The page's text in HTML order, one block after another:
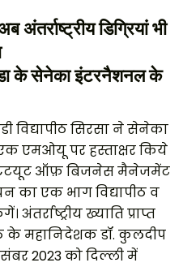
अंतर्राष्ट्रीय डिग्रियां भी
के सेनेका इंटरनैशनल के
विद्यापीठ सिरसा ने सेनेका
एमओयू पर हस्ताक्षर किये
ऑफ़ बिजनेस मैनेजमेंट
का एक भाग विद्यापीठ व
ख्याति प्राप्त
के महानिदेशक डॉ. कुलदीप
2023 को दिल्ली में